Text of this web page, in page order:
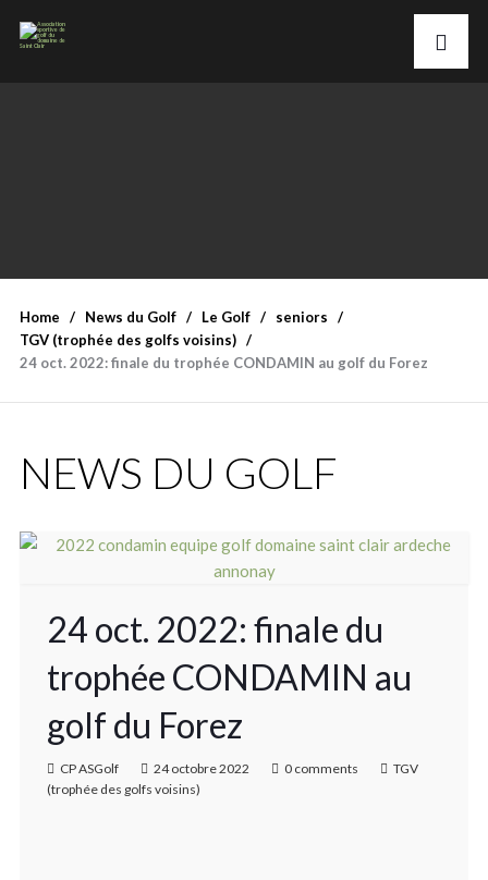
Home News du Golf Le Golf
seniors
TGV (trophée des golfs voisins)
24 oct. 2022: finale du trophée CONDAMIN au golf du Forez
NEWS DU GOLF
24 oct. 2022: finale du
trophée CONDAMIN au
golf du Forez
CP ASGolf 24 octobre 2022 0 comments
TGV
(trophée des golfs voisins)